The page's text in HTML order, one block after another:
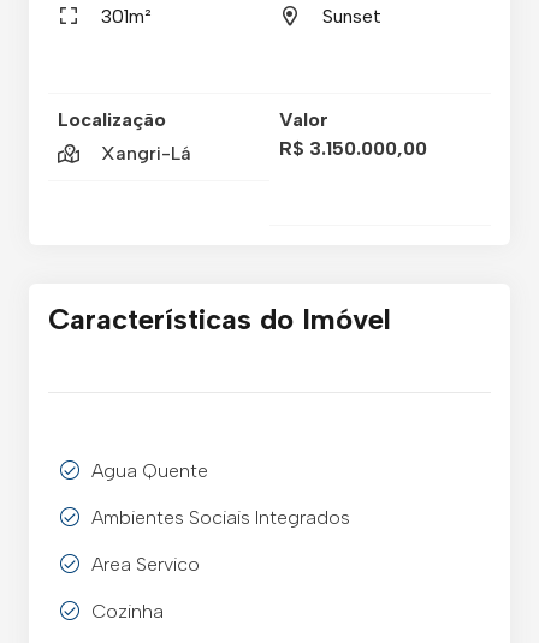
301m²
Sunset
Localização
Xangri-Lá
Valor
R$ 3.150.000,00
Características do Imóvel
Agua Quente
Ambientes Sociais Integrados
Area Servico
Cozinha